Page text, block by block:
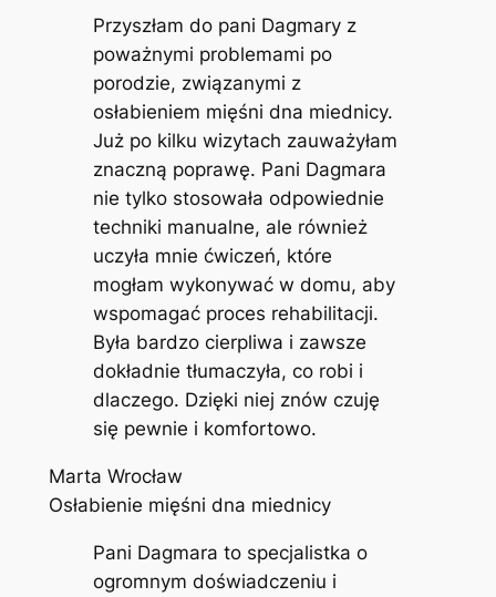
Przyszłam do pani Dagmary z
poważnymi problemami po
porodzie, związanymi z
osłabieniem mięśni dna miednicy.
Już po kilku wizytach zauważyłam
znaczną poprawę. Pani Dagmara
nie tylko stosowała odpowiednie
techniki manualne, ale również
uczyła mnie ćwiczeń, które
mogłam wykonywać w domu, aby
wspomagać proces rehabilitacji.
Była bardzo cierpliwa i zawsze
dokładnie tłumaczyła, co robi i
dlaczego. Dzięki niej znów czuję
się pewnie i komfortowo.
Marta Wrocław
Osłabienie mięśni dna miednicy
Pani Dagmara to specjalistka o
ogromnym doświadczeniu i